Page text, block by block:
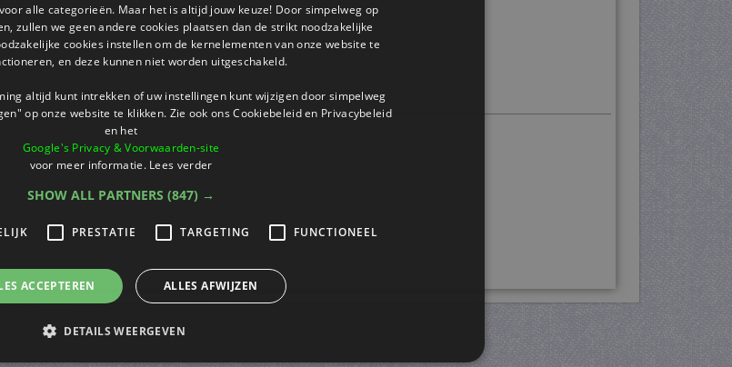
Zonsverduistering
alle categorieën. Maar het is altijd jouw keuze! Door simpelweg op
zullen we geen andere cookies plaatsen dan de strikt noodzakelijke
cookies instellen om de kernelementen van onze website te
en deze kunnen niet worden uitgeschakeld.
altijd kunt intrekken of uw instellingen kunt wijzigen door simpelweg
op onze website te klikken. Zie ook ons ​​Cookiebeleid en Privacybeleid
en het
Google's Privacy & Voorwaarden-site
voor meer informatie. Lees verder
SHOW ALL PARTNERS (847) →
PRESTATIE TARGETING FUNCTIONEEL
ACCEPTEREN ALLES AFWIJZEN
DETAILS WEERGEVEN